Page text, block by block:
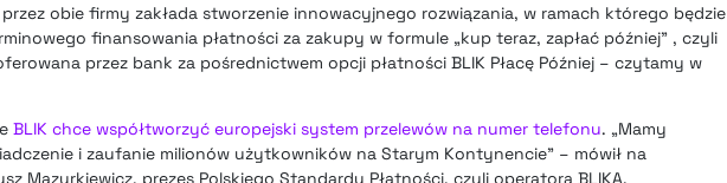
obie firmy zakłada stworzenie innowacyjnego rozwiązania, w ramach którego będzie
finansowania płatności za zakupy w formule „kup teraz, zapłać później” , czyli
przez bank za pośrednictwem opcji płatności BLIK Płacę Później – czytamy w
BLIK chce współtworzyć europejski system przelewów na numer telefonu. „Mamy
i zaufanie milionów użytkowników na Starym Kontynencie” – mówił na
Mazurkiewicz, prezes Polskiego Standardu Płatności, czyli operatora BLIKA.